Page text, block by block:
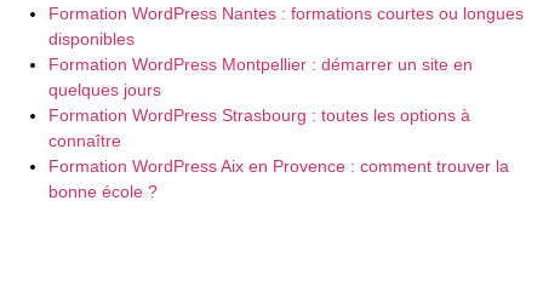
Formation WordPress Nantes : formations courtes ou longues
disponibles
Formation WordPress Montpellier : démarrer un site en
quelques jours
Formation WordPress Strasbourg : toutes les options à
connaître
Formation WordPress Aix en Provence : comment trouver la
bonne école ?